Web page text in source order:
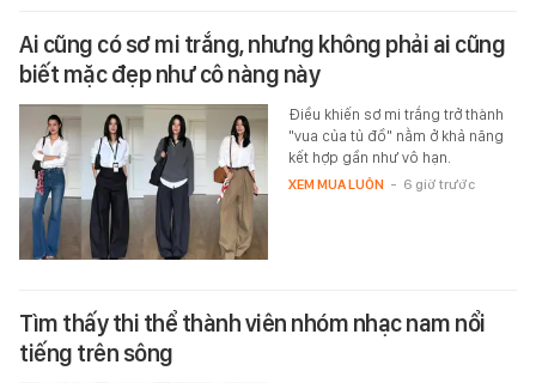
Ai cũng có sơ mi trắng, nhưng không phải ai cũng
biết mặc đẹp như cô nàng này
Điều khiến sơ mi trắng trở thành
"vua của tủ đồ" nằm ở khả năng
kết hợp gần như vô hạn.
XEM MUA LUÔN - 6 giờ trước
Tìm thấy thi thể thành viên nhóm nhạc nam nổi
tiếng trên sông